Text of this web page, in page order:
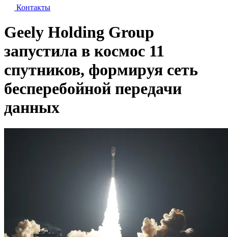
Контакты
Geely Holding Group
запустила в космос 11
спутников, формируя сеть
бесперебойной передачи
данных